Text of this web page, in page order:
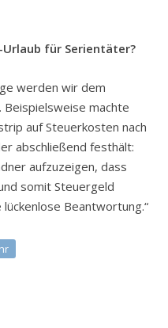
für Serientäter?
werden wir dem
Beispielsweise machte
auf Steuerkosten nach
abschließend festhält:
aufzuzeigen, dass
somit Steuergeld
Beantwortung.“